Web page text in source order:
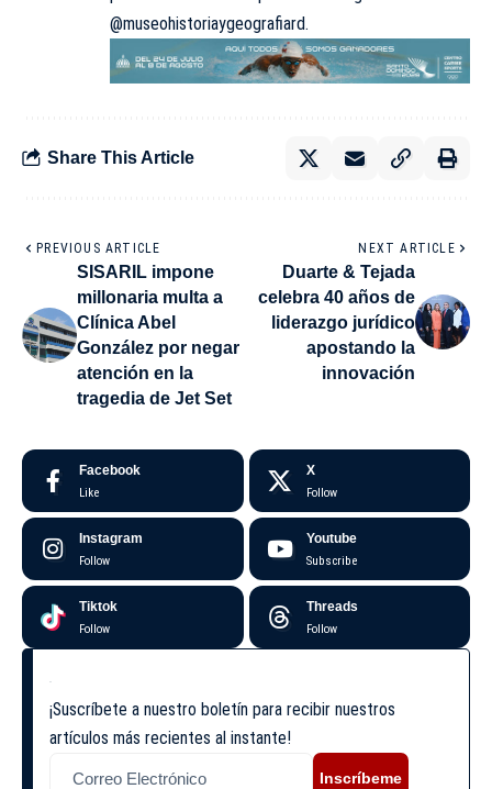
@museohistoriaygeografiard.
Share This Article
PREVIOUS ARTICLE
SISARIL impone
millonaria multa a
Clínica Abel
González por negar
atención en la
tragedia de Jet Set
NEXT ARTICLE
Duarte & Tejada
celebra 40 años de
liderazgo jurídico
apostando la
innovación
Facebook
Like
X
Follow
Instagram
Follow
Youtube
Subscribe
Tiktok
Follow
Threads
Follow
¡Suscríbete a nuestro boletín para recibir nuestros
artículos más recientes al instante!
Inscríbeme